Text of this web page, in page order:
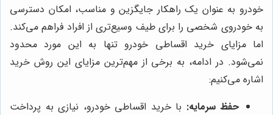
خودرو به عنوان یک راهکار جایگزین و مناسب، امکان دسترسی
به خودروی شخصی را برای طیف وسیع‌تری از افراد فراهم می‌کند.
اما مزایای خرید اقساطی خودرو تنها به این مورد محدود
نمی‌شود. در ادامه، به برخی از مهم‌ترین مزایای این روش خرید
اشاره می‌کنیم:
حفظ سرمایه: با خرید اقساطی خودرو، نیازی به پرداخت